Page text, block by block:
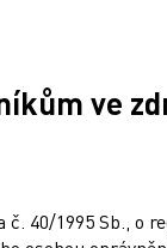
ve
40/1995 Sb., o